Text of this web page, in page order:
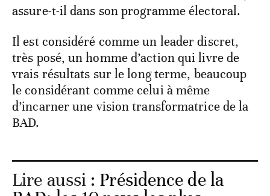
assure-t-il dans son programme électoral.
Il est considéré comme un leader discret,
très posé, un homme d’action qui livre de
vrais résultats sur le long terme, beaucoup
le considérant comme celui à même
d’incarner une vision transformatrice de la
BAD.
Lire aussi : Présidence de la